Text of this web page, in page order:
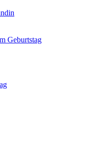
Geburtstag